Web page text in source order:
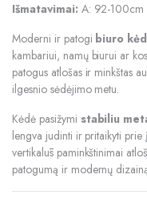
Išmatavimai: A: 92-
Moderni ir patogi biuro
kambariui, namų biurui ar
patogus atlošas ir minkštas
ilgesnio sėdėjimo metu.
Kėdė pasižymi stabiliu
lengva judinti ir pritaikyti
vertikalūs paminkštinimai
patogumą ir modernų